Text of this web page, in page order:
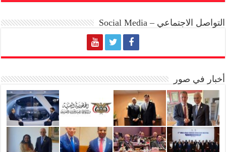
التواصل الاجتماعي – Social Media
أخبار في صور